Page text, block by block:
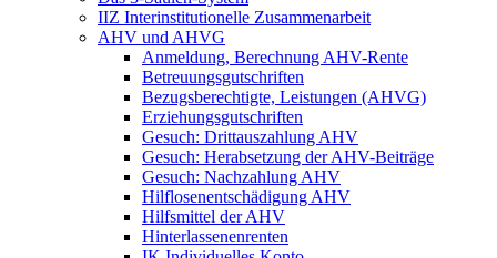
IIZ Interinstitutionelle Zusammenarbeit
AHV und AHVG
Anmeldung, Berechnung AHV-Rente
Betreuungsgutschriften
Bezugsberechtigte, Leistungen (AHVG)
Erziehungsgutschriften
Gesuch: Drittauszahlung AHV
Gesuch: Herabsetzung der AHV-Beiträge
Gesuch: Nachzahlung AHV
Hilflosenentschädigung AHV
Hilfsmittel der AHV
Hinterlassenenrenten